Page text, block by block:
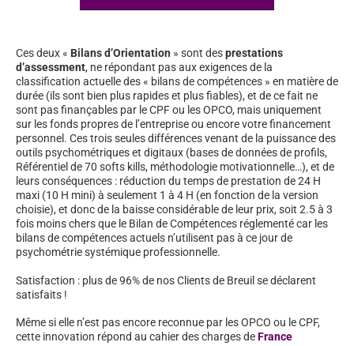
Ces deux « Bilans d’Orientation » sont desprestations
d’assessment, ne répondant pas aux exigences de la
classification actuelle des « bilans de compétences » en matière de
durée (ils sont bien plus rapides et plus fiables), et de ce fait ne
sont pas finançables par le CPF ou les OPCO, mais uniquement
sur les fonds propres de l’entreprise ou encore votre financement
personnel. Ces trois seules différences venant de la puissance des
outils psychométriques et digitaux (bases de données de profils,
Référentiel de 70 softs kills, méthodologie motivationnelle…), et de
leurs conséquences : réduction du temps de prestation de 24 H
maxi (10 H mini) à seulement 1 à 4 H (en fonction de la version
choisie), et donc de la baisse considérable de leur prix, soit 2.5 à 3
fois moins chers que le Bilan de Compétences réglementé car les
bilans de compétences actuels n’utilisent pas à ce jour de
psychométrie systémique professionnelle.
Satisfaction : plus de 96% de nos Clients de Breuil se déclarent
satisfaits !
Même si elle n’est pas encore reconnue par les OPCO ou le CPF,
cette innovation répond au cahier des charges deFrance